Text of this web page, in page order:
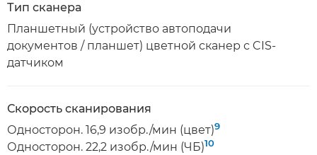
Тип сканера
Планшетный (устройство автоподачи
документов / планшет) цветной сканер с CIS-
датчиком
Скорость сканирования
Односторон. 16,9 изобр./мин (цвет)9
Односторон. 22,2 изобр./мин (ЧБ)10